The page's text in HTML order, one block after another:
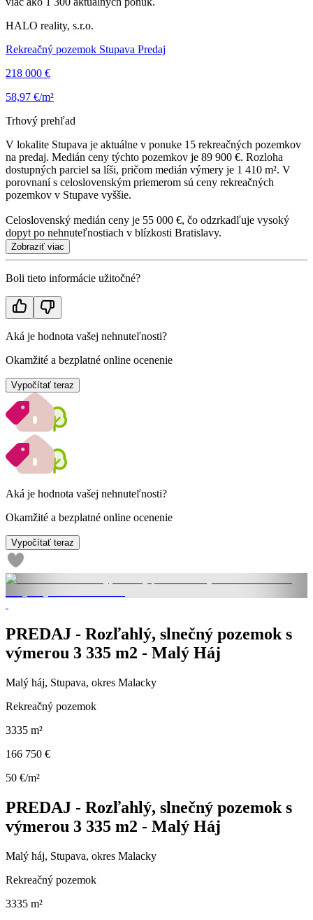
HALO reality, s.r.o.
Rekreačný pozemok Stupava Predaj
218 000 €
58,97 €/m²
Trhový prehľad
V lokalite Stupava je aktuálne v ponuke 15 rekreačných pozemkov
na predaj. Medián ceny týchto pozemkov je 89 900 €. Rozloha
dostupných parciel sa líši, pričom medián výmery je 1 410 m². V
porovnaní s celoslovenským priemerom sú ceny rekreačných
pozemkov v Stupave vyššie.
Celoslovenský medián ceny je 55 000 €, čo odzrkadľuje vysoký
dopyt po nehnuteľnostiach v blízkosti Bratislavy.
Zobraziť viac
Boli tieto informácie užitočné?
Aká je hodnota vašej nehnuteľnosti?
Okamžité a bezplatné online ocenenie
Vypočítať teraz
Aká je hodnota vašej nehnuteľnosti?
Okamžité a bezplatné online ocenenie
Vypočítať teraz
PREDAJ - Rozľahlý, slnečný pozemok s
výmerou 3 335 m2 - Malý Háj
Malý háj, Stupava, okres Malacky
Rekreačný pozemok
3335 m²
166 750 €
50 €/m²
PREDAJ - Rozľahlý, slnečný pozemok s
výmerou 3 335 m2 - Malý Háj
Malý háj, Stupava, okres Malacky
Rekreačný pozemok
3335 m²